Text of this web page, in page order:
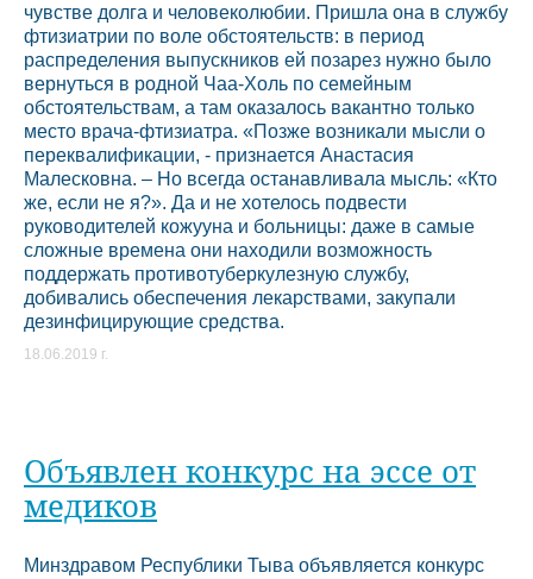
чувстве долга и человеколюбии. Пришла она в службу
фтизиатрии по воле обстоятельств: в период
распределения выпускников ей позарез нужно было
вернуться в родной Чаа-Холь по семейным
обстоятельствам, а там оказалось вакантно только
место врача-фтизиатра. «Позже возникали мысли о
переквалификации, - признается Анастасия
Малесковна. – Но всегда останавливала мысль: «Кто
же, если не я?». Да и не хотелось подвести
руководителей кожууна и больницы: даже в самые
сложные времена они находили возможность
поддержать противотуберкулезную службу,
добивались обеспечения лекарствами, закупали
дезинфицирующие средства.
18.06.2019 г.
Объявлен конкурс на эссе от
медиков
Минздравом Республики Тыва объявляется конкурс